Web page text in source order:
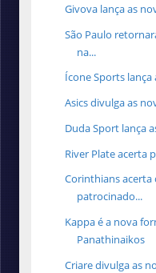
Givova lança as
São Paulo
na...
Ícone Sports
Asics divulga as
Duda Sport lança
River Plate acerta
Corinthians acerta
patrocinado...
Kappa é a nova
Panathinaikos
Criare divulga as